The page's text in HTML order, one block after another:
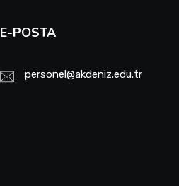
E-POSTA
personel@akdeniz.edu.tr